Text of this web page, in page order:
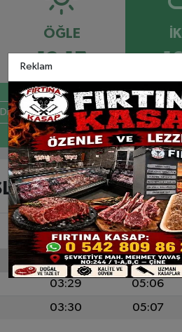
ÖĞLE
12:17
Diyadin Eleşkirt Patnos
AYLIK
İMSAK GÜNEŞ
03:28 05:05
03:29 05:06
03:30 05:07
Reklam